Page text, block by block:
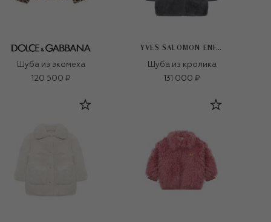
Шуба из экомеха
120 500 ₽
YVES SALOMON ENFANT
Шуба из кролика
131 000 ₽